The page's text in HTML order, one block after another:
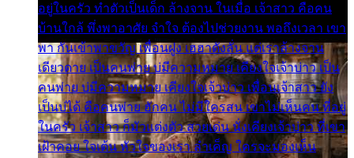
อยู่ในครัว ทำตัวเป็นเด็ก ล้างจาน ในเมื่อ เจ้าสาว คือคน
บ้านใกล้ พึ่งพาอาศัย จำใจ ต้องไปช่วยงาน พอถึงเวลา เขา
พา กันเข้าพาขวัญ เพื่อนฝูง เฮฮาดังลั่น แต่เราล้างจาน
เดียวดาย เป็นคนพ่าย บ่มีความหมาย เคียงใจเจ้าบ่าว เป็น
คนพ่าย บ่มีความหมาย เคียงใจเจ้าบ่าว เพื่อนเจ้าสาว ยัง
เป็นบ่ได้ คือคนพ่าย ฮักคน ไม่มีใครสน เขาไม่เห็นคน ที่อยู่
ในครัว เจ้าสาว ก็มัวแต่งตัว สวยเด่น นั่งเคียงเจ้าบ่าว ที่เขา
เฝ้าคอย ใจเต้น หัวใจของเรา ลำเค็ญ ใครจะมองเห็น